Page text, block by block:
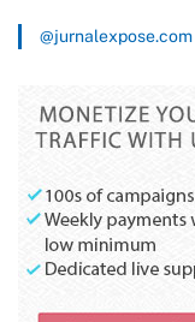
@jurnalexpose.com